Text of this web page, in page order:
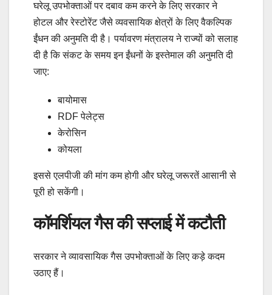
घरेलू उपभोक्ताओं पर दबाव कम करने के लिए सरकार ने
होटल और रेस्टोरेंट जैसे व्यवसायिक क्षेत्रों के लिए वैकल्पिक
ईंधन की अनुमति दी है। पर्यावरण मंत्रालय ने राज्यों को सलाह
दी है कि संकट के समय इन ईंधनों के इस्तेमाल की अनुमति दी
जाए:
बायोमास
RDF पेलेट्स
केरोसिन
कोयला
इससे एलपीजी की मांग कम होगी और घरेलू जरूरतें आसानी से
पूरी हो सकेंगी।
कॉमर्शियल गैस की सप्लाई में कटौती
सरकार ने व्यावसायिक गैस उपभोक्ताओं के लिए कड़े कदम
उठाए हैं।